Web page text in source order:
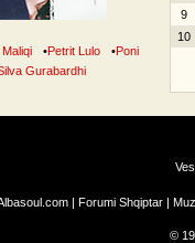
•Petrit Lulo •Poni
Gurabardhi
9
10
| Forumi Shqiptar |
©